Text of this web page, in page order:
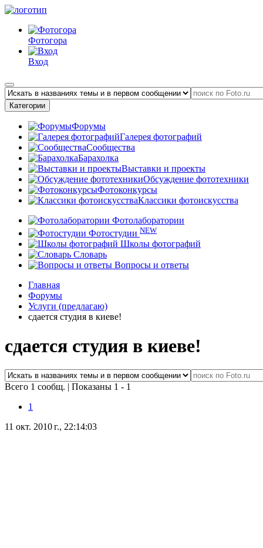
Фотогора
Вход
Категории
Форумы
Галерея фотографий
Сообщества
Барахолка
Выставки и проекты
Обсуждение фототехники
Фотоконкурсы
Классики фотоискусства
Фотолаборатории
Фотостудии NEW
Школы фотографий
Словарь
Вопросы и ответы
Главная
Форумы
Услуги (предлагаю)
сдается студия в киеве!
сдается студия в киеве!
Всего 1 сообщ. | Показаны 1 - 1
1
11 окт. 2010 г., 22:14:03